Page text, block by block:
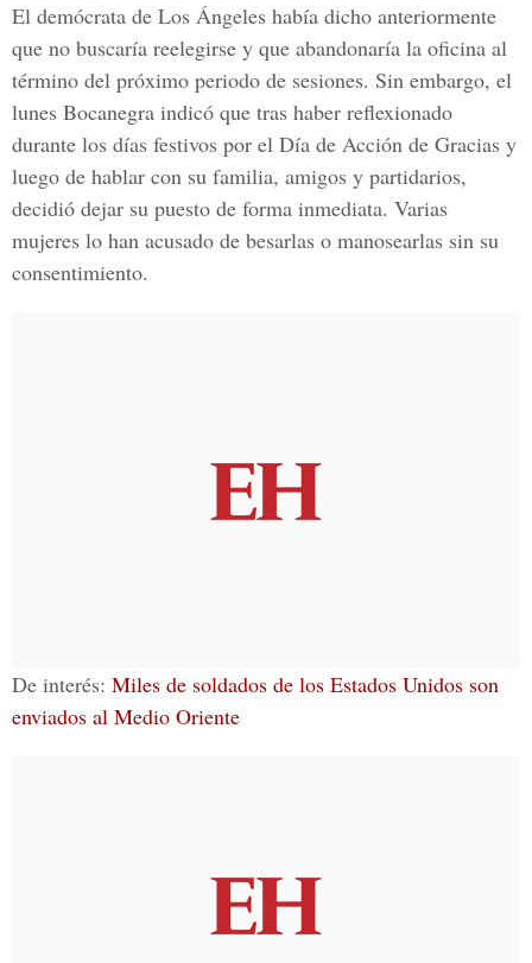
El demócrata de Los Ángeles había dicho anteriormente
que no buscaría reelegirse y que abandonaría la oficina al
término del próximo periodo de sesiones. Sin embargo, el
lunes Bocanegra indicó que tras haber reflexionado
durante los días festivos por el Día de Acción de Gracias y
luego de hablar con su familia, amigos y partidarios,
decidió dejar su puesto de forma inmediata. Varias
mujeres lo han acusado de besarlas o manosearlas sin su
consentimiento.
De interés: Miles de soldados de los Estados Unidos son
enviados al Medio Oriente